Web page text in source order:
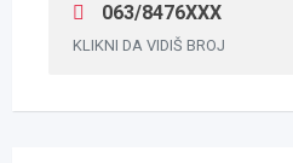
063/8476XXX
KLIKNI DA VIDIŠ BROJ